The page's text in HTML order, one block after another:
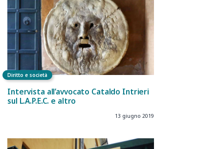
Diritto e società
Intervista all’avvocato Cataldo Intrieri
sul L.A.P.E.C. e altro
13 giugno 2019